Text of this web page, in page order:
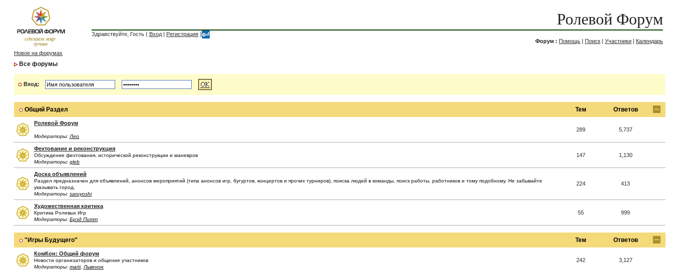
Ролевой Форум
Здравствуйте, Гость ( Вход | Регистрация )
Форум : Помощь | Поиск | Участники | Календарь
Новое на форумах
Все форумы
Вход:
Общий Раздел Тем Ответов
Ролевой Форум
Модераторы: Лео
289 5,737
Фехтование и реконструкция
Обсуждение фехтования, исторической реконструкции и маневров
Модераторы: gleb
147 1,130
Доска объявлений
Раздел предназначен для объявлений, анонсов мероприятий (типа анонсов игр, бугуртов, концертов и прочих турниров), поиска людей в команды, поиск работы, работников и тому подобному. Не забывайте
указывать город.
Модераторы: saruyoshi
224 413
Художественная критика
Критика Ролевых Игр
Модераторы: Брэд Питт
55 999
"Игры Будущего" Тем Ответов
КомКон: Общий форум
Новости организаторов и общение участников
Модераторы: marti, Львенок
242 3,127